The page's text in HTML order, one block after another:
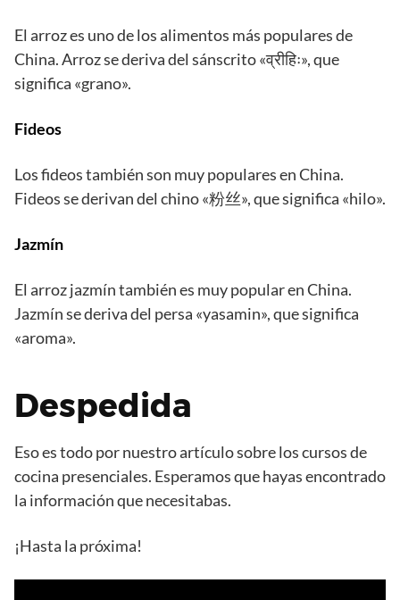
El arroz es uno de los alimentos más populares de
China. Arroz se deriva del sánscrito «व्रीहिः», que
significa «grano».
Fideos
Los fideos también son muy populares en China.
Fideos se derivan del chino «粉丝», que significa «hilo».
Jazmín
El arroz jazmín también es muy popular en China.
Jazmín se deriva del persa «yasamin», que significa
«aroma».
Despedida
Eso es todo por nuestro artículo sobre los cursos de
cocina presenciales. Esperamos que hayas encontrado
la información que necesitabas.
¡Hasta la próxima!